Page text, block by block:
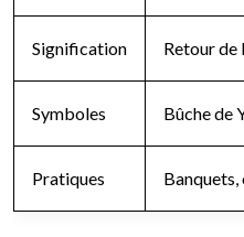
Signification Retour de
Symboles Bûche de
Pratiques